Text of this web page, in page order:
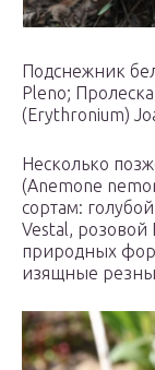
Подснежник
Pleno;
(Erythronium)
Несколько
(Anemone
сортам:
Vestal, розовой
природных
изящные